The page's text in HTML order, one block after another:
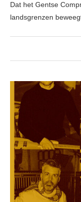
Dat het Gentse
landsgrenzen